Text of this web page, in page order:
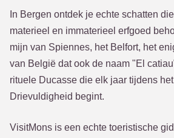
In Bergen ontdek je echte schatten
materieel en immaterieel erfgoed
mijn van Spiennes, het Belfort, het
van België dat ook de naam "El
rituele Ducasse die elk jaar tijdens
Drievuldigheid begint.
VisitMons is een echte toeristische